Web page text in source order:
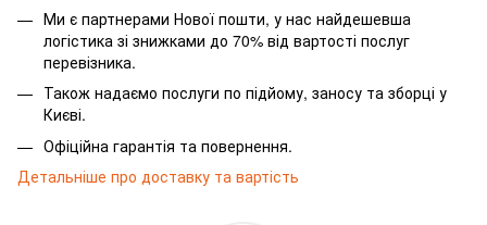
Ми є партнерами Нової пошти, у нас найдешевша
логістика зі знижками до 70% від вартості послуг
перевізника.
Також надаємо послуги по підйому, заносу та зборці у
Києві.
Офіційна гарантія та повернення.
Детальніше про доставку та вартість